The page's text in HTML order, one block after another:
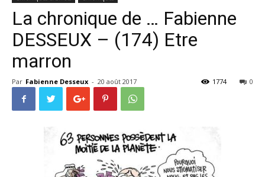
La chronique de … Fabienne
DESSEUX – (174) Etre
marron
Par Fabienne Desseux - 20 août 2017 0
1774